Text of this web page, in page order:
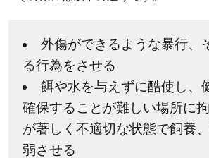
外傷ができるような暴行、
る行為をさせる
餌や水を与えずに酷使し、
確保することが難しい場所に
が著しく不適切な状態で飼養
弱させる